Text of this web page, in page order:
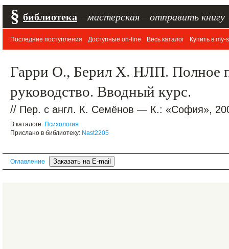
§ библиотека мастерская отправить книгу
Последние поступления Доступные on-line Весь каталог Купить в my-
Гарри О., Берил Х. НЛП. Полное
руководство. Вводный курс.
// Пер. с англ. К. Семёнов — К.: «София»,
В каталоге: Психология
Прислано в библиотеку: Nast2205
Оглавление